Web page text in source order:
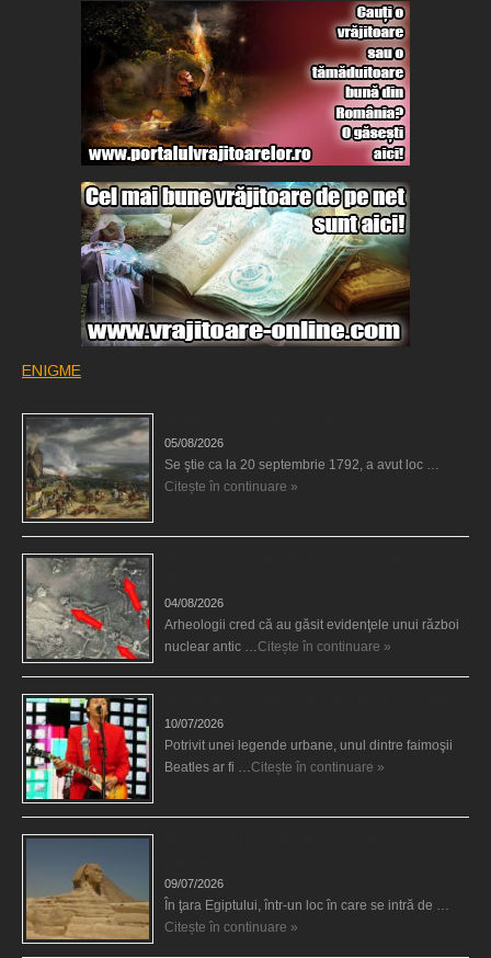
ENIGME
05/08/2026
Se ştie ca la 20 septembrie 1792, a avut loc …
Citește în continuare »
04/08/2026
Arheologii cred că au găsit evidenţele unui război
nuclear antic …Citește în continuare »
10/07/2026
Potrivit unei legende urbane, unul dintre faimoşii
Beatles ar fi …Citește în continuare »
09/07/2026
În ţara Egiptului, într-un loc în care se intră de …
Citește în continuare »